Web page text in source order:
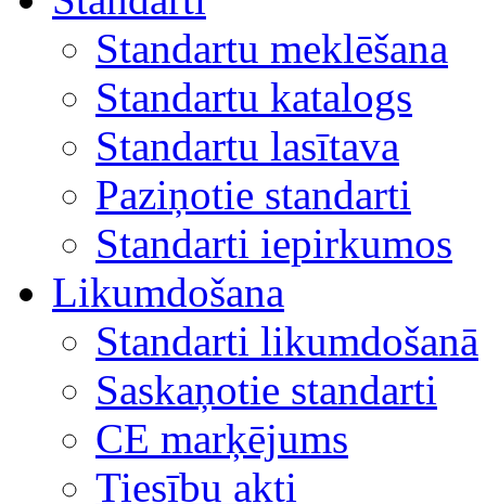
Standartu meklēšana
Standartu katalogs
Standartu lasītava
Paziņotie standarti
Standarti iepirkumos
Likumdošana
Standarti likumdošanā
Saskaņotie standarti
CE marķējums
Tiesību akti